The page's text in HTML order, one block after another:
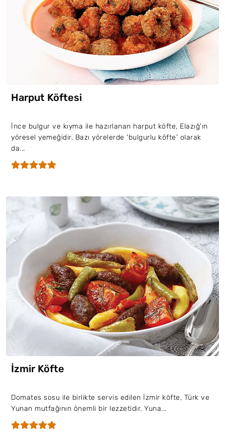
Harput Köftesi
İnce bulgur ve kıyma ile hazırlanan harput köfte, Elazığ'ın
yöresel yemeğidir. Bazı yörelerde 'bulgurlu köfte' olarak
da...
İzmir Köfte
Domates sosu ile birlikte servis edilen İzmir köfte, Türk ve
Yunan mutfağının önemli bir lezzetidir. Yuna...